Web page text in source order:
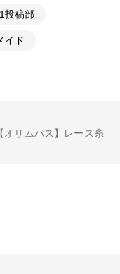
投稿部
イド
オリムパス】レース糸